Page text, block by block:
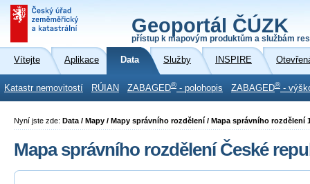
Geoportál ČÚZK
přístup k mapovým produktům a službám
Vítejte Aplikace Data Služby INSPIRE
Katastr nemovitostí RÚIAN ZABAGED® - polohopis ZABAGED® -
Nyní jste zde: Data / Mapy / Mapy správního rozdělení / Mapa správního rozdělení
Mapa správního rozdělení České